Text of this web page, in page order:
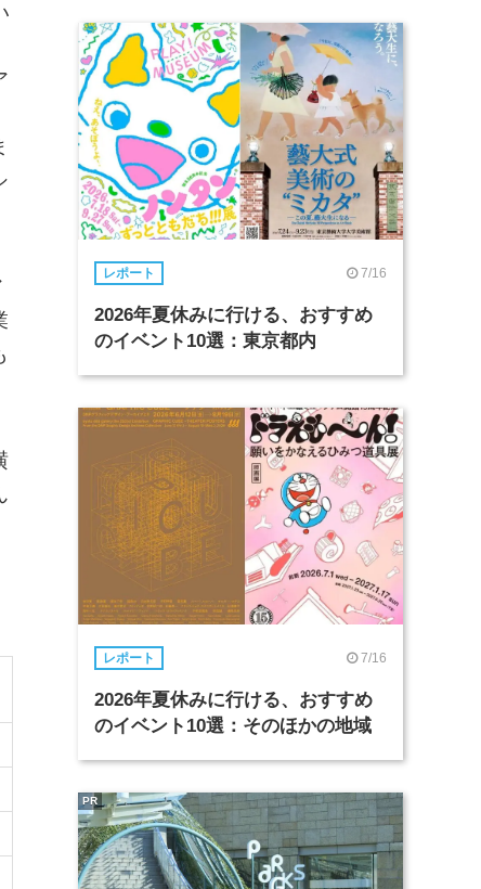
レポート 7/16
2026年夏休みに行ける、おすすめ
のイベント10選：東京都内
レポート 7/16
2026年夏休みに行ける、おすすめ
のイベント10選：そのほかの地域
PR